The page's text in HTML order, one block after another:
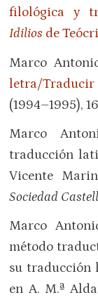
filológica y
Idilios de
Marco
letra/
(1994–1995),
Marco
traducción
Vicente
Sociedad
Marco
método
su traducción
en A. M.ª